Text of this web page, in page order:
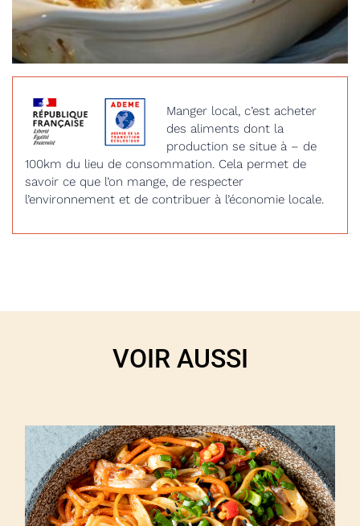
Manger local, c’est acheter
des aliments dont la
production se situe à – de
100km du lieu de consommation. Cela permet de
savoir ce que l’on mange, de respecter
l’environnement et de contribuer à l’économie locale.
VOIR AUSSI